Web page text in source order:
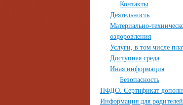
Контакты
Деятельность
Материально-
оздоровления
Услуги, в том числе
Доступная среда
Иная информация
Безопасность
ПФДО. Сертификат
Информация для родителей